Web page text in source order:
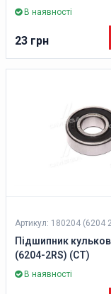
В наявності
23 грн
Артикул: 180204 (6204
Підшипник
(6204-2RS) (CT)
В наявності